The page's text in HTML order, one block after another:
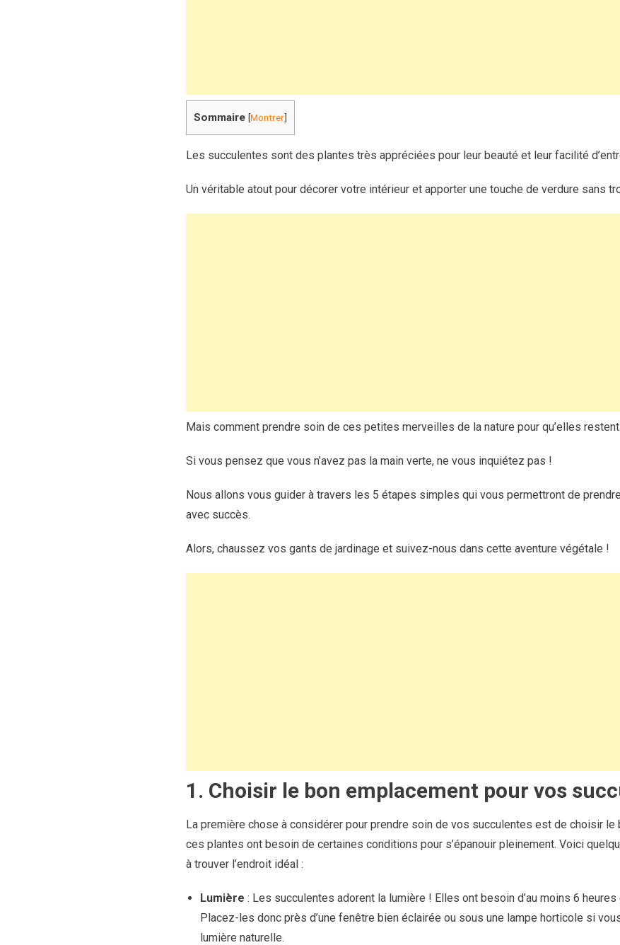
Sommaire [Montrer]
Les succulentes sont des plantes très appréciées pour leur beauté et leur facilité
Un véritable atout pour décorer votre intérieur et apporter une touche de verdure sans
Mais comment prendre soin de ces petites merveilles de la nature pour qu’elles
Si vous pensez que vous n’avez pas la main verte, ne vous inquiétez pas !
Nous allons vous guider à travers les 5 étapes simples qui vous permettront de
avec succès.
Alors, chaussez vos gants de jardinage et suivez-nous dans cette aventure végétale !
1. Choisir le bon emplacement pour vos
La première chose à considérer pour prendre soin de vos succulentes est de choisir le
ces plantes ont besoin de certaines conditions pour s’épanouir pleinement. Voici
à trouver l’endroit idéal :
Lumière : Les succulentes adorent la lumière ! Elles ont besoin d’au moins 6
Placez-les donc près d’une fenêtre bien éclairée ou sous une lampe horticole si
lumière naturelle.